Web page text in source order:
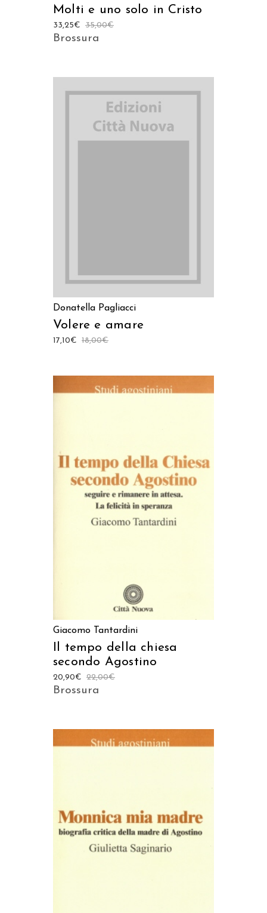
Molti e uno solo in Cristo
35,00€
33,25€
Brossura
Donatella Pagliacci
Volere e amare
18,00€
17,10€
AGGIUNGI AL CARRELLO
Giacomo Tantardini
Il tempo della chiesa
secondo Agostino
22,00€
20,90€
Brossura
AGGIUNGI AL CARRELLO